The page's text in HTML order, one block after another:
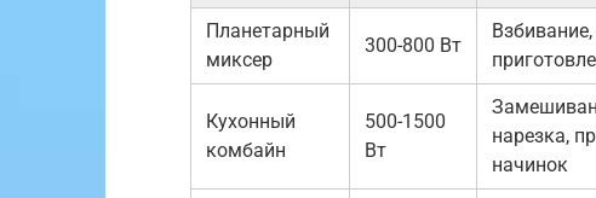
Планетарный
миксер
300-800 Вт
Кухонный
комбайн
500-1500
Вт
нарезка,
начинок